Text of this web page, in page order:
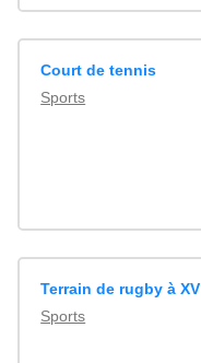
Court de tennis
Sports
Terrain de rugby à XV
Sports